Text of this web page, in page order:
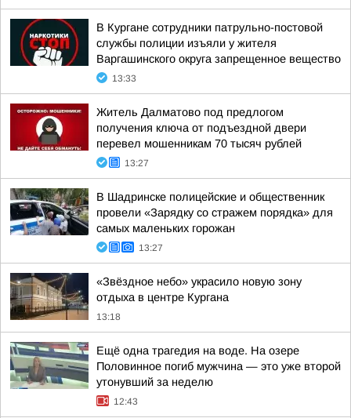
В Кургане сотрудники патрульно-постовой
службы полиции изъяли у жителя
Варгашинского округа запрещенное вещество
13:33
Житель Далматово под предлогом
получения ключа от подъездной двери
перевел мошенникам 70 тысяч рублей
13:27
В Шадринске полицейские и общественник
провели «Зарядку со стражем порядка» для
самых маленьких горожан
13:27
«Звёздное небо» украсило новую зону
отдыха в центре Кургана
13:18
Ещё одна трагедия на воде. На озере
Половинное погиб мужчина — это уже второй
утонувший за неделю
12:43